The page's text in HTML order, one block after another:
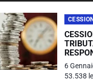
6
53.538